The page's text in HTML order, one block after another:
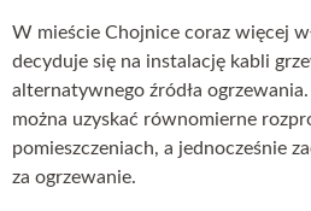
W mieście Chojnice coraz więcej
decyduje się na instalację kabli
alternatywnego źródła
można uzyskać równomierne
pomieszczeniach, a jednocześnie
za ogrzewanie.